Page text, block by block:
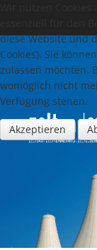
essenziell für den
diese Website und
Cookies). Sie
zulassen möchten.
womöglich nicht
Verfügung stehen.
Akzeptieren